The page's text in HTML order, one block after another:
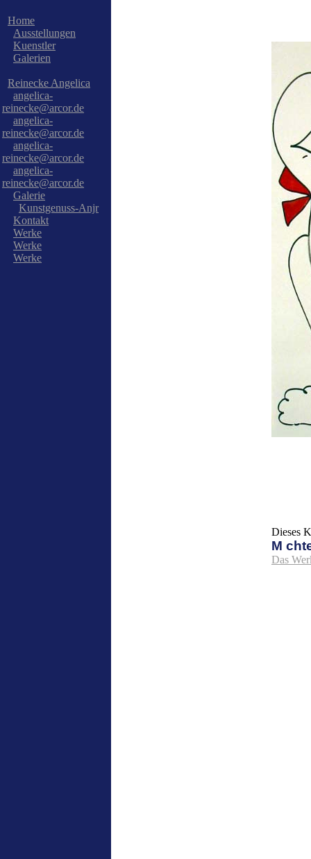
Home
Ausstellungen
Kuenstler
Galerien
Reinecke Angelica
angelica-
reinecke@arcor.de
angelica-
reinecke@arcor.de
angelica-
reinecke@arcor.de
angelica-
reinecke@arcor.de
Galerie
Kunstgenuss-Anjr
Kontakt
Werke
Werke
Werke
Dieses
M
Das